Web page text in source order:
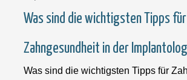
Was sind die wichtigsten Tipps für
Zahngesundheit in der
Was sind die wichtigsten Tipps für